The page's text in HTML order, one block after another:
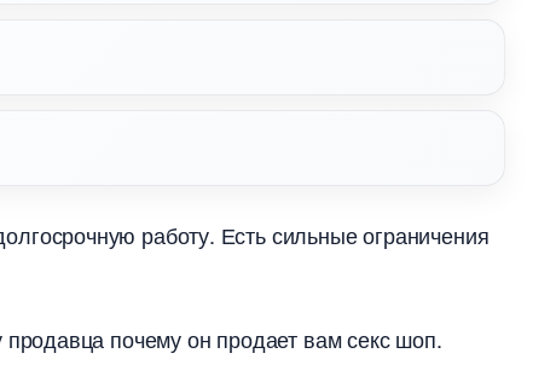
работу. Есть сильные ограничения
почему он продает вам секс шоп.